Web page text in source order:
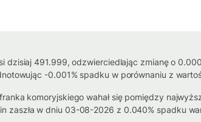
dzisiaj 491.999, odzwierciedlając zmianę o
-0.001% spadku w porównaniu z
komoryjskiego wahał się pomiędzy
zaszła w dniu 03-08-2026 z 0.040% spadku